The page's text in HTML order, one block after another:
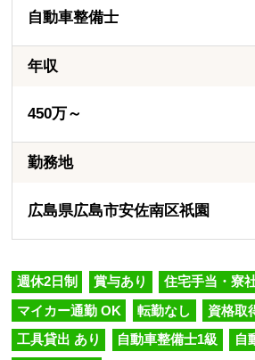
自動車整備士
年収
450万～
勤務地
広島県広島市安佐南区祇園
週休2日制 賞与あり 住宅手当・寮
マイカー通勤 OK 転勤なし 資格取
工具貸出 あり 自動車整備士1級 自